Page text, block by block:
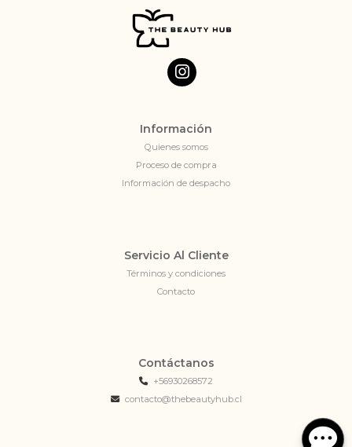
Información
Quienes somos
Proceso de compra
Información de despacho
Servicio Al Cliente
Términos y condiciones
Contacto
Contáctanos
+56930268572
contacto@thebeautyhub.cl